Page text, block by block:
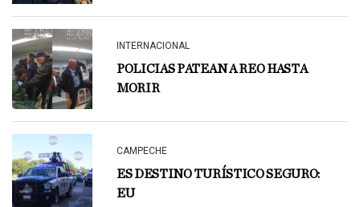
INTERNACIONAL
POLICIAS PATEAN A REO HASTA
MORIR
CAMPECHE
ES DESTINO TURÍSTICO SEGURO:
EU